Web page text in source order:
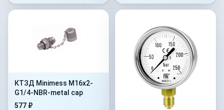
КТЗД Minimess M16x2-
G1/4-NBR-metal cap
577 ₽